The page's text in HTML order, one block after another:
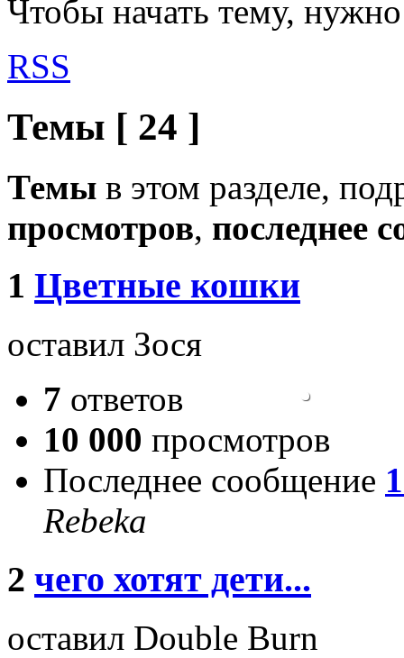
Чтобы начать тему,
RSS
Темы [ 24 ]
Темы в этом разделе,
просмотров, последнее
1 Цветные кошки
оставил Зося
7 ответов
10 000 просмотров
Последнее сообщение
Rebeka
2 чего хотят дети...
оставил Double Burn